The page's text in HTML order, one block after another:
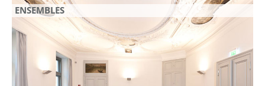
ENSEMBLES